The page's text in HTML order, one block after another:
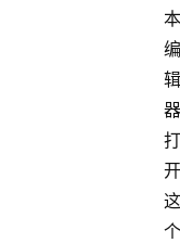
本
编
辑
器
打
开
这
个